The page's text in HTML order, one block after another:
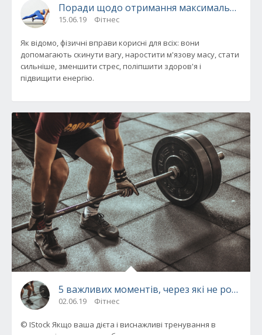
Поради щодо отримання максимальної
15.06.19 Фітнес
Як відомо, фізичні вправи корисні для всіх: вони
допомагають скинути вагу, наростити м'язову масу, стати
сильніше, зменшити стрес, поліпшити здоров'я і
підвищити енергію.
5 важливих моментів, через які не ростуть
02.06.19 Фітнес
© IStock Якщо ваша дієта і виснажливі тренування в